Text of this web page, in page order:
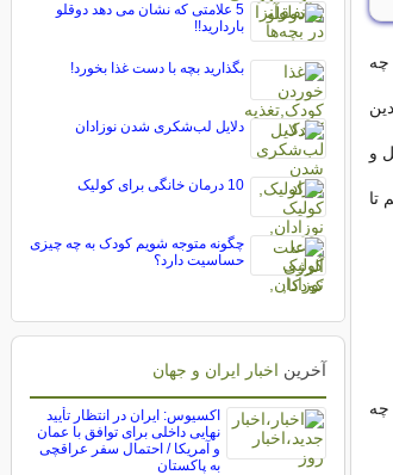
چه
و
تا
چه
5 علامتی که نشان می دهد دوقلو
باردارید!!
بگذارید بچه با دست غذا بخورد!
دلایل لب‌شکری شدن نوزادان
10 درمان خانگی برای کولیک
چگونه متوجه شویم کودک به چه چیزی
حساسیت دارد؟
آخرین اخبار ایران و جهان
اکسیوس: ایران در انتظار تأیید
نهایی داخلی برای توافق با عمان
و آمریکا / احتمال سفر عراقچی
به پاکستان